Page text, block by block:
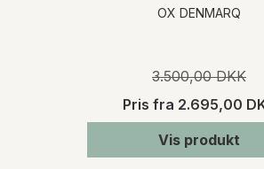
OX DENMARQ
3.500,00 DKK
Pris fra 2.695,00
Vis produkt